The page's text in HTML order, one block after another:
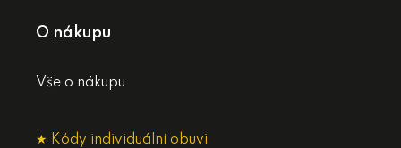
O nákupu
Vše o nákupu
★ Kódy individuální obuvi